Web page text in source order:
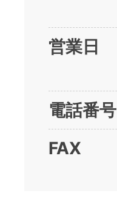
営業日
電話番号
FAX